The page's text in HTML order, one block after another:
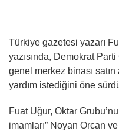
Türkiye gazetesi yazarı
yazısında, Demokrat
genel merkez binası
yardım istediğini öne
Fuat Uğur, Oktar
imamları” Noyan Orcan